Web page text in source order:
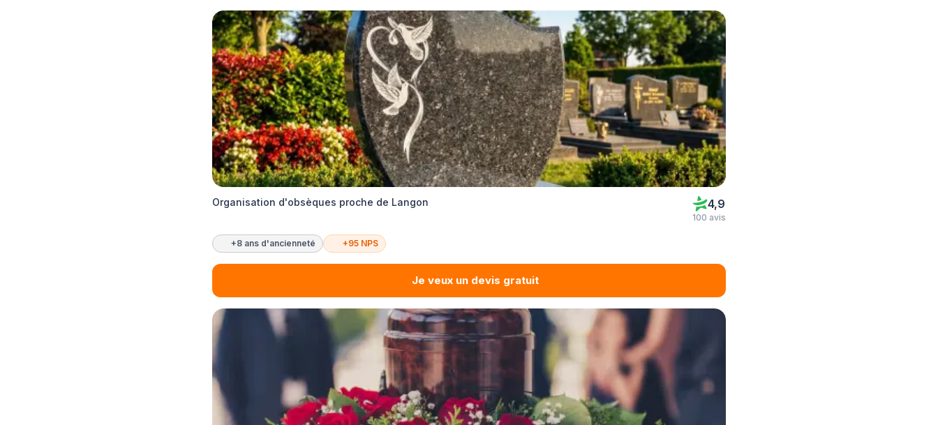
Organisation d'obsèques proche de Langon 4,9
100 avis
+8 ans d'ancienneté +95 NPS
Je veux un devis gratuit